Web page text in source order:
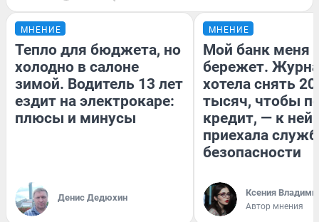
МНЕНИЕ
Тепло для бюджета, но
холодно в салоне
зимой. Водитель 13 лет
ездит на электрокаре:
плюсы и минусы
Денис Дедюхин
МНЕНИЕ
Мой банк меня
бережет.
хотела снять
тысяч, чтобы
кредит, — к
приехала
безопасности
Ксения
Автор мнения